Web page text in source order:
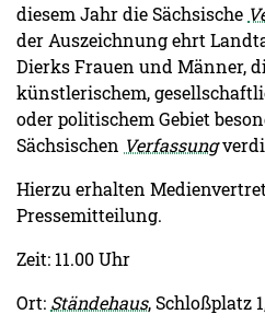
diesem Jahr die Sächsische
der Auszeichnung ehrt
Dierks Frauen und Männer,
künstlerischem,
oder politischem Gebiet
Sächsischen Verfassung
Hierzu erhalten
Pressemitteilung.
Zeit: 11.00 Uhr
Ort: Ständehaus, Schloßplatz